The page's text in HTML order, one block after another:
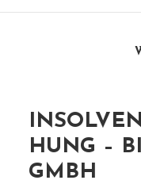
HUNG –
GMBH